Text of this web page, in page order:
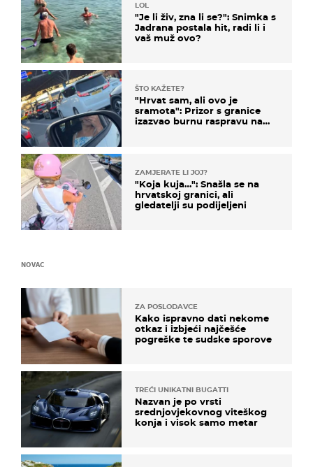
LOL
"Je li živ, zna li se?": Snimka s
Jadrana postala hit, radi li i
vaš muž ovo?
ŠTO KAŽETE?
"Hrvat sam, ali ovo je
sramota": Prizor s granice
izazvao burnu raspravu na
ZAMJERATE LI JOJ?
"Koja kuja…": Snašla se na
hrvatskoj granici, ali
gledatelji su podijeljeni
NOVAC
ZA POSLODAVCE
Kako ispravno dati nekome
otkaz i izbjeći najčešće
pogreške te sudske sporove
TREĆI UNIKATNI BUGATTI
Nazvan je po vrsti
srednjovjekovnog viteškog
konja i visok samo metar